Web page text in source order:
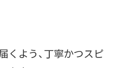
くよう、丁寧かつスピ